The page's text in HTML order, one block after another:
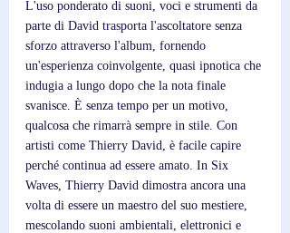
L'uso ponderato di suoni, voci e strumenti da
parte di David trasporta l'ascoltatore senza
sforzo attraverso l'album, fornendo
un'esperienza coinvolgente, quasi ipnotica che
indugia a lungo dopo che la nota finale
svanisce. È senza tempo per un motivo,
qualcosa che rimarrà sempre in stile. Con
artisti come Thierry David, è facile capire
perché continua ad essere amato. In Six
Waves, Thierry David dimostra ancora una
volta di essere un maestro del suo mestiere,
mescolando suoni ambientali, elettronici e